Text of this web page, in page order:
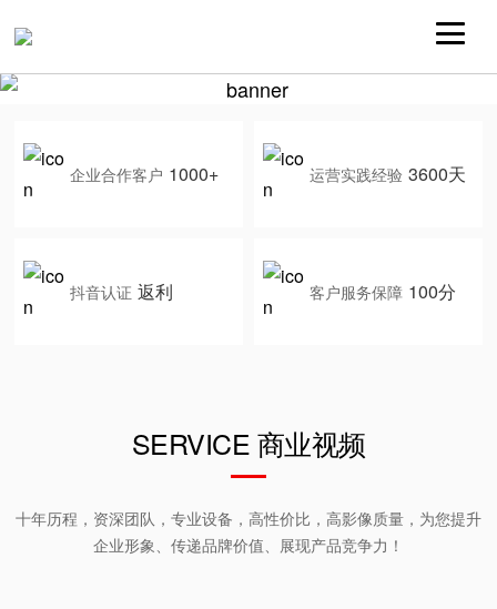
企业合作客户 1000+ 运营实践经验 3600天
抖音认证 返利 客户服务保障 100分
SERVICE 商业视频
十年历程，资深团队，专业设备，高性价比，高影像质量，为您提升
企业形象、传递品牌价值、展现产品竞争力！